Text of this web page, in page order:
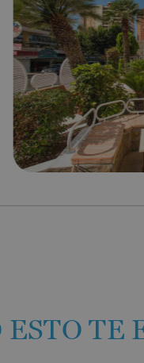
Hotel Vila-Real Palace
Hotel Vila-real Marina
ESTO TE